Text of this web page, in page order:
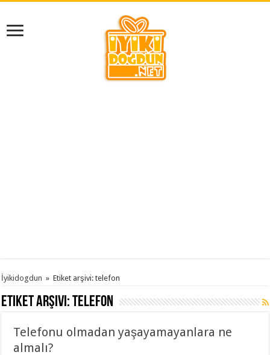
İyikidogdun » Etiket arşivi: telefon
Etiket arşivi:telefon
Telefonu olmadan yaşayamayanlara ne
almalı?